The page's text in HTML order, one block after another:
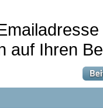
auf Ihren